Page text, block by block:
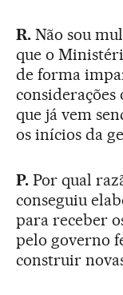
R.Não sou
que o
de forma
considerações
que já vem
os inícios da
P. Por qual
conseguiu
para receber
pelo governo
construir